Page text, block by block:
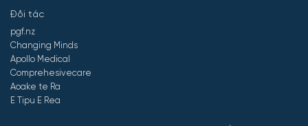
Đối tác
pgf.nz
Changing Minds
Apollo Medical
Comprehesivecare
Aoake te Ra
E Tipu E Rea